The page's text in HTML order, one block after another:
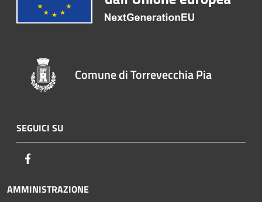
Comune di Torrevecchia Pia
SEGUICI SU
AMMINISTRAZIONE